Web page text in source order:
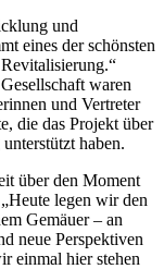
und
eines der schönsten
waren
und Vertreter
die das Projekt über
haben.
über den Moment
legen wir den
Gemäuer – an
neue Perspektiven
einmal hier stehen